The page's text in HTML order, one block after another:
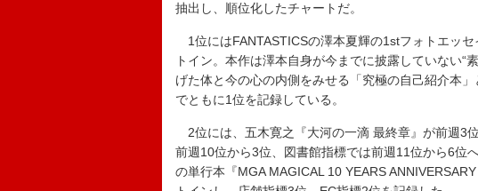
抽出し、順位化したチャートだ。
1位にはFANTASTICSの澤本夏輝の1stフォトエッ
トイン。本作は澤本自身が今までに披露していない“
げた体と今の心の内側をみせる「究極の自己紹介本
でともに1位を記録している。
2位には、五木寛之『大河の一滴 最終章』が前週3
前週10位から3位、図書館指標では前週11位から6位
の単行本『MGA MAGICAL 10 YEARS